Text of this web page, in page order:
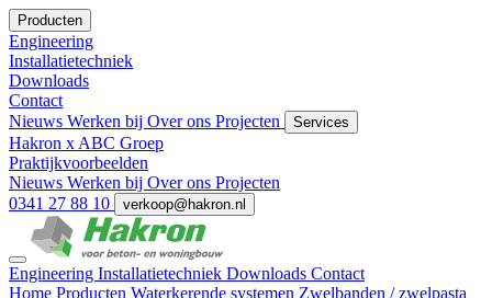
Producten
Engineering
Installatietechniek
Downloads
Contact
Nieuws Werken bij Over ons Projecten Services
Hakron x ABC Groep
Praktijkvoorbeelden
Nieuws Werken bij Over ons Projecten
0341 27 88 10
verkoop@hakron.nl
Engineering Installatietechniek Downloads Contact
Home Producten Waterkerende systemen Zwelbanden / zwelpasta